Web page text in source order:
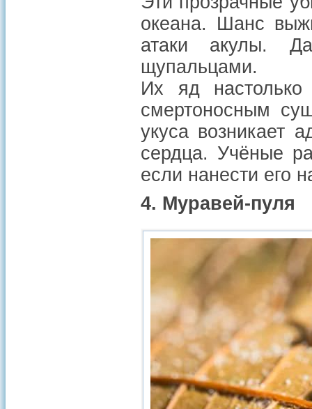
океана. Шанс
атаки акулы.
щупальцами.
Их яд настолько
смертоносным
укуса возникает
сердца. Учёные
если нанести его
4. Муравей-пуля